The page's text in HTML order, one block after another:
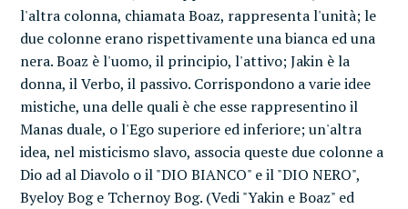
l'altra colonna, chiamata Boaz, rappresenta l'unità; le
due colonne erano rispettivamente una bianca ed una
nera. Boaz è l'uomo, il principio, l'attivo; Jakin è la
donna, il Verbo, il passivo. Corrispondono a varie idee
mistiche, una delle quali è che esse rappresentino il
Manas duale, o l'Ego superiore ed inferiore; un'altra
idea, nel misticismo slavo, associa queste due colonne a
Dio ad al Diavolo o il "DIO BIANCO" e il "DIO NERO",
Byeloy Bog e Tchernoy Bog. (Vedi "Yakin e Boaz" ed